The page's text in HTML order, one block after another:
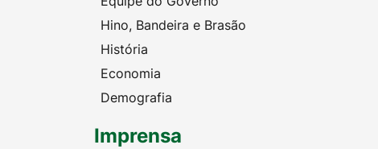
Hino, Bandeira e Brasão
História
Economia
Demografia
Imprensa